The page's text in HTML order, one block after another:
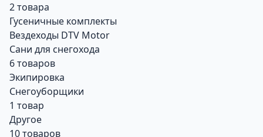
2 товара
Гусеничные комплекты
Вездеходы DTV Motor
Сани для снегохода
6 товаров
Экипировка
Снегоуборщики
1 товар
Другое
10 товаров